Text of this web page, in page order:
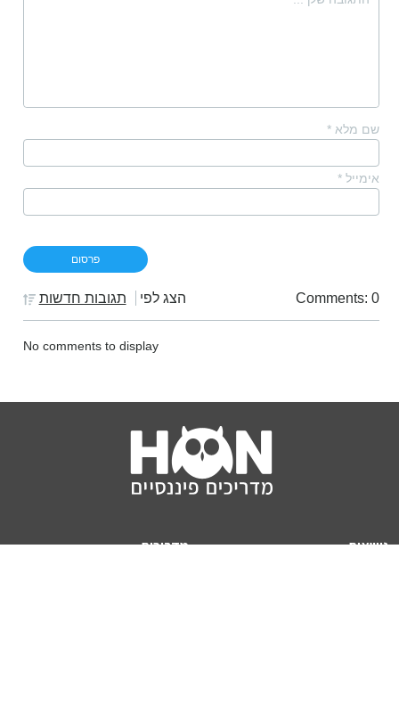
שם מלא *
אימייל *
Comments: 0 הצג לפי תגובות חדשות
No comments to display
נושאים
מדריכים